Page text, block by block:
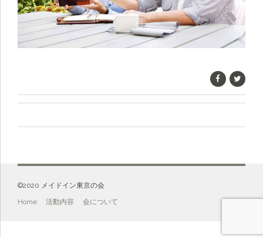
©️2020 メイドイン東京の会
Home 活動内容 会について